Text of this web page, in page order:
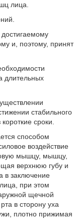
лица.
и, поэтому, принят
длительных
стабильного
сроки.
способом
воздействие
мышцу, мышцу,
верхнюю губу и
в заключение
при этом
щечной
в сторону уха
плотно прижимая